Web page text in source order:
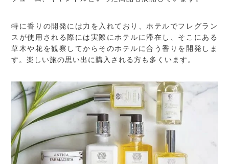
特に香りの開発には力を入れており、ホテルでフレグラン
スが使用される際には実際にホテルに滞在し、そこにある
草木や花を観察してからそのホテルに合う香りを開発しま
す。楽しい旅の思い出に購入される方も多くいます。